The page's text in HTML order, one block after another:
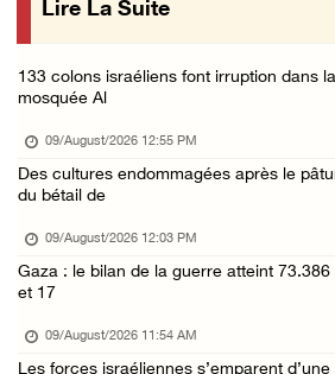
Des colons attaquent une mosquée
Des colons attaquent le village d'Abu
Plusieurs cas d’asphyxie lors du raid
08/August/2026 06:16 PM
Une session du Conseil de sécurité
08/August/2026 05:15 PM
Lire La Suite
133 colons israéliens font irruption dans la
mosquée Al
09/August/2026 12:55 PM
Des cultures endommagées après le
du bétail de
09/August/2026 12:03 PM
Gaza : le bilan de la guerre atteint 73.386
et 17
09/August/2026 11:54 AM